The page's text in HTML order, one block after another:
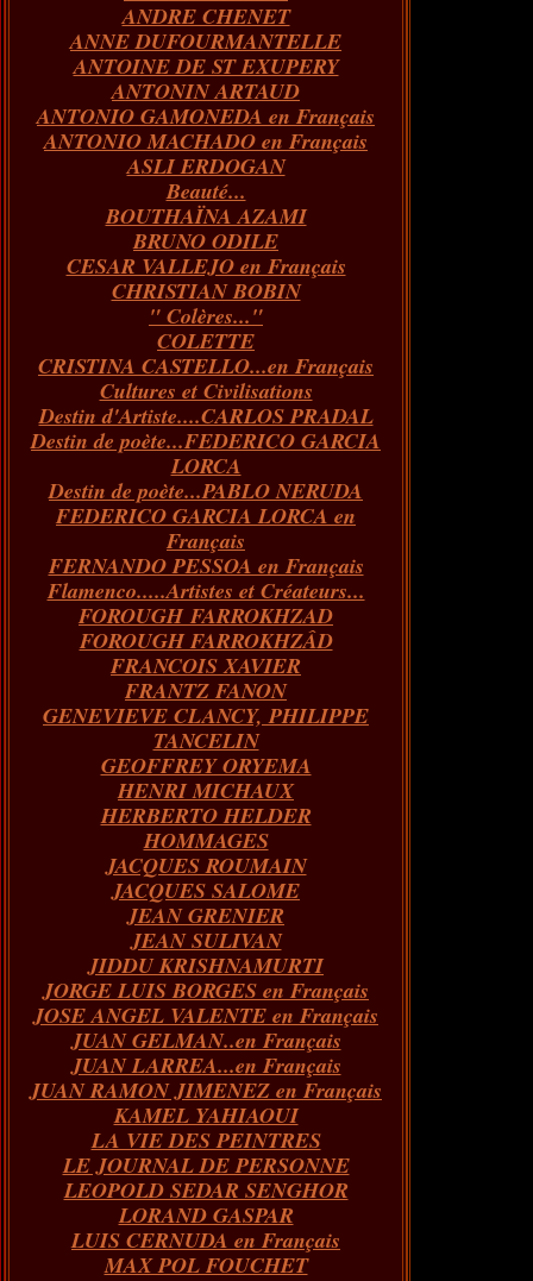
Janvier(60)
Février(68)
Janvier(86)
Mars(65)
Février(70)
Janvier(66)
Avril(76)
Mars(66)
Février(67)
Janvier(73)
Mai(82)
Avril(62)
Mars(66)
Février(55)
Janvier(43)
Juin(84)
Mai(89)
Avril(59)
Mars(73)
Février(54)
Janvier(51)
Juillet(72)
Juin(65)
Mai(97)
Avril(73)
Mars(100)
Février(146)
Janvier(124)
Août(40)
Juillet(31)
Juin(26)
ANDRE CHENET
ANNE DUFOURMANTELLE
ANTOINE DE ST EXUPERY
ANTONIN ARTAUD
ANTONIO GAMONEDA en Français
ANTONIO MACHADO en Français
ASLI ERDOGAN
Beauté...
BOUTHAÏNA AZAMI
BRUNO ODILE
CESAR VALLEJO en Français
CHRISTIAN BOBIN
" Colères..."
COLETTE
CRISTINA CASTELLO...en Français
Cultures et Civilisations
Destin d'Artiste....CARLOS PRADAL
Destin de poète...FEDERICO GARCIA
LORCA
Destin de poète...PABLO NERUDA
FEDERICO GARCIA LORCA en
Français
FERNANDO PESSOA en Français
Flamenco.....Artistes et Créateurs...
FOROUGH FARROKHZAD
FOROUGH FARROKHZÂD
FRANCOIS XAVIER
FRANTZ FANON
GENEVIEVE CLANCY, PHILIPPE
TANCELIN
GEOFFREY ORYEMA
HENRI MICHAUX
HERBERTO HELDER
HOMMAGES
JACQUES ROUMAIN
JACQUES SALOME
JEAN GRENIER
JEAN SULIVAN
JIDDU KRISHNAMURTI
JORGE LUIS BORGES en Français
JOSE ANGEL VALENTE en Français
JUAN GELMAN..en Français
JUAN LARREA...en Français
JUAN RAMON JIMENEZ en Français
KAMEL YAHIAOUI
LA VIE DES PEINTRES
LE JOURNAL DE PERSONNE
LEOPOLD SEDAR SENGHOR
LORAND GASPAR
LUIS CERNUDA en Français
MAX POL FOUCHET